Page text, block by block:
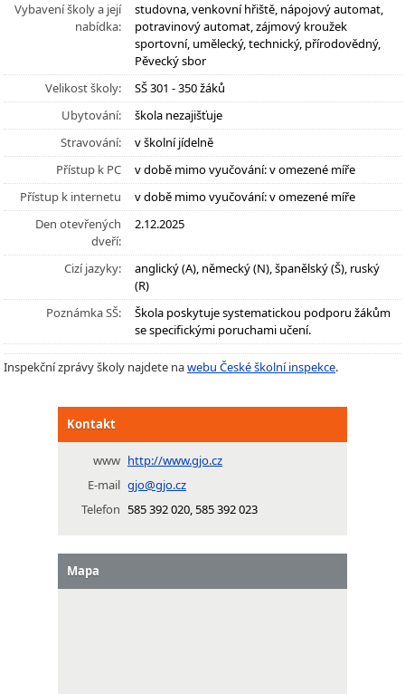
Vybavení školy a její
nabídka:
studovna, venkovní hřiště, nápojový automat,
potravinový automat, zájmový kroužek
sportovní, umělecký, technický, přírodovědný,
Pěvecký sbor
Velikost školy:
SŠ 301 - 350 žáků
Ubytování:
škola nezajišťuje
Stravování:
v školní jídelně
Přístup k PC
v době mimo vyučování: v omezené míře
Přístup k internetu
v době mimo vyučování: v omezené míře
Den otevřených
dveří:
2.12.2025
Cizí jazyky:
anglický (A), německý (N), španělský (Š), ruský
(R)
Poznámka SŠ:
Škola poskytuje systematickou podporu žákům
se specifickými poruchami učení.
Inspekční zprávy školy najdete nawebu České školní inspekce.
Kontakt
www http://www.gjo.cz
E-mail gjo@gjo.cz
Telefon 585 392 020, 585 392 023
Mapa